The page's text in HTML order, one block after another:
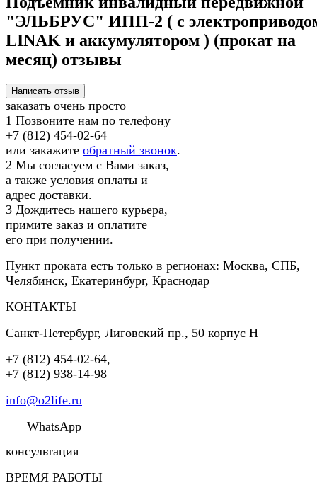
"ЭЛЬБРУС" ИПП-2 ( с
LINAK и аккумулятором ) (прокат на
месяц) отзывы
заказать очень просто
1 Позвоните нам по телефону
+7 (812) 454-02-64
или закажите обратный звонок.
2 Мы согласуем с Вами заказ,
а также условия оплаты и
адрес доставки.
3 Дождитесь нашего курьера,
примите заказ и оплатите
его при получении.
Пункт проката есть только в регионах: Москва, СПБ,
Челябинск, Екатеринбург, Краснодар
КОНТАКТЫ
Санкт-Петербург, Лиговский пр., 50 корпус Н
+7 (812) 454-02-64,
+7 (812) 938-14-98
info@o2life.ru
WhatsApp
консультация
ВРЕМЯ РАБОТЫ